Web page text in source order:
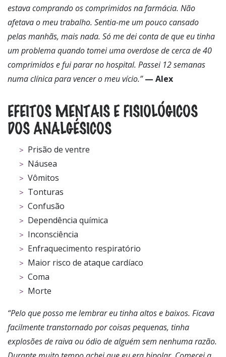
estava comprando os comprimidos na farmácia. Não
afetava o meu trabalho. Sentia-me um pouco cansado
pelas manhãs, mais nada. Só me dei conta de que eu tinha
um problema quando tomei uma overdose de cerca de 40
comprimidos e fui parar no hospital. Passei 12 semanas
numa clínica para vencer o meu vício.” — Alex
EFEITOS MENTAIS E FISIOLÓGICOS
DOS ANALGÉSICOS
Prisão de ventre
Náusea
Vômitos
Tonturas
Confusão
Dependência química
Inconsciência
Enfraquecimento respiratório
Maior risco de ataque cardíaco
Coma
Morte
“Pelo que posso me lembrar eu tinha altos e baixos. Ficava
facilmente transtornado por coisas pequenas, tinha
explosões de raivaou ódio de alguém sem nenhuma razão.